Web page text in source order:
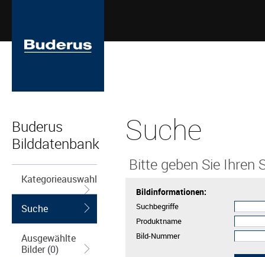
Buderus
Bilddatenbank
Kategorieauswahl
Suche
Ausgewählte
Bilder (0)
Suche
Bitte geben Sie Ihren
Bildinformationen:
Suchbegriffe
Produktname
Bild-Nummer